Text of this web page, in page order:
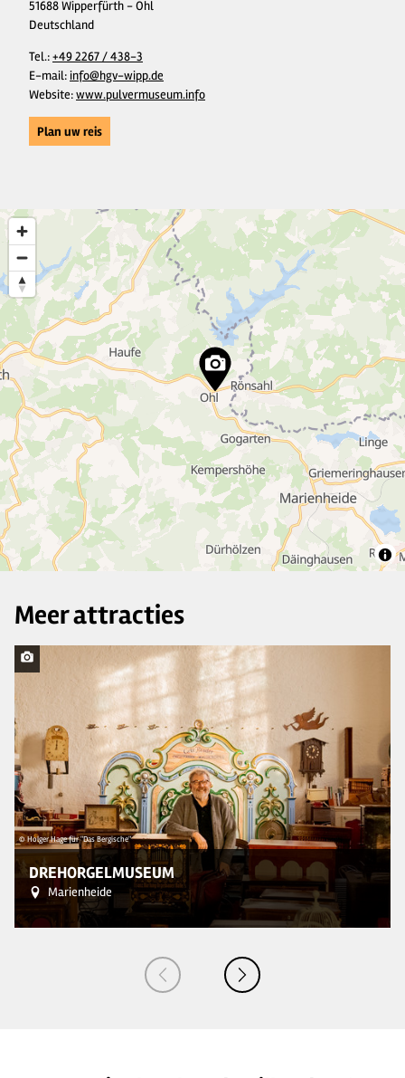
51688 Wipperfürth - Ohl
Deutschland
Tel.:+49 2267 / 438-3
E-mail:info@hgv-wipp.de
Website:www.pulvermuseum.info
Plan uw reis
3
7
4
Meer attracties
© Holger Hage für "Das Bergische"
DREHORGELMUSEUM
Marienheide